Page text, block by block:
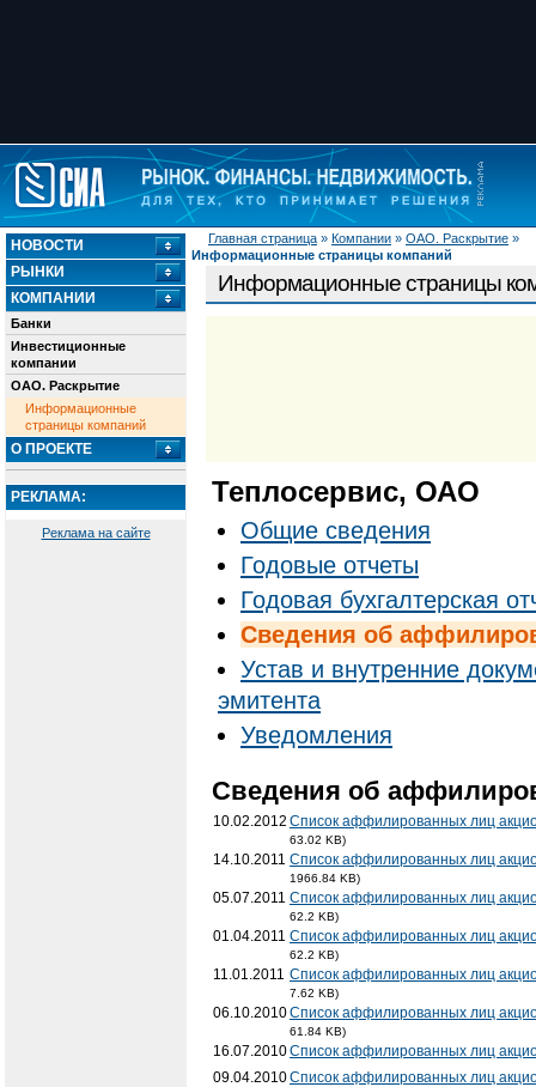
Главная страница » Компании » ОАО. Раскрытие »
Информационные страницы компаний
НОВОСТИ
РЫНКИ
КОМПАНИИ
Банки
Инвестиционные
компании
ОАО. Раскрытие
Информационные
страницы компаний
О ПРОЕКТЕ
РЕКЛАМА:
Реклама на сайте
Информационные страницы
Теплосервис, ОАО
Общие сведения
Годовые отчеты
Годовая бухгалтерская
Cведения об
Устав и внутренние
эмитента
Уведомления
Cведения об
10.02.2012 Список аффилированных лиц
63.02 KB)
14.10.2011 Список аффилированных лиц
1966.84 KB)
05.07.2011 Список аффилированных лиц
62.2 KB)
01.04.2011 Список аффилированных лиц
62.2 KB)
11.01.2011 Список аффилированных лиц
7.62 KB)
06.10.2010Список аффилированных лиц
61.84 KB)
16.07.2010Список аффилированных лиц
09.04.2010Список аффилированных лиц